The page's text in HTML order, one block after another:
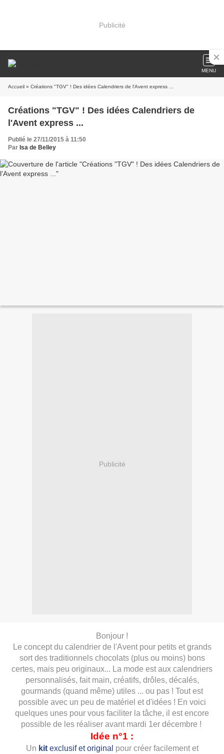
Publicité
MENU
Accueil » Créations "TGV" ! Des idées Calendriers de l'Avent express ...
Créations "TGV" ! Des idées Calendriers de
l'Avent express ...
Publié le 27/11/2015 à 11:50
Par Isa de Belley
Publicité
Bonjour !
Le concept du calendrier de l'Avent pour petits et grands
sort des traditionnels chocolats (plus ou moins) bons
certes, mais peu originaux... La mode est aux calendriers
personnalisés, fait main, créatifs, drôles, décalés,
gourmands (quand même) utiles ... ou pas ! Tout est
possible avec un peu de matériel et d'idées ! En voici
quelques unes pour vous faciliter la tâche, il est encore
possible de les réaliser avant mardi 1er décembre !
Idée n°1 :
Un kitexclusif et original pour créer facilement et